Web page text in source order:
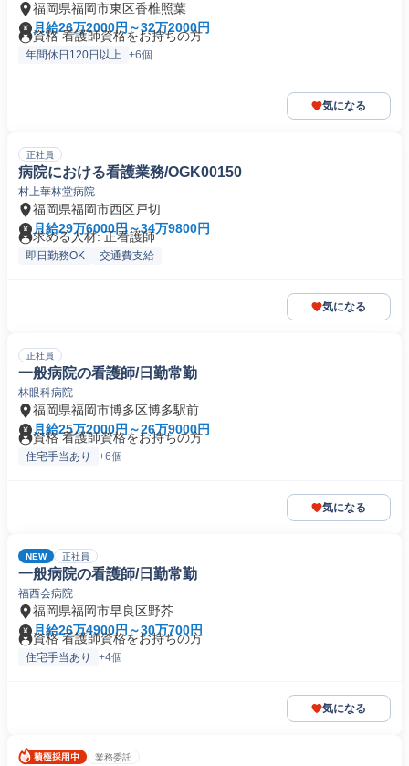
福岡県福岡市東区香椎照葉
月給26万2000円～32万2000円
資格 看護師資格をお持ちの方
年間休日120日以上 +6個
気になる
正社員
病院における看護業務/OGK00150
村上華林堂病院
福岡県福岡市西区戸切
月給29万6000円～34万9800円
求める人材: 正看護師
即日勤務OK 交通費支給
気になる
正社員
一般病院の看護師/日勤常勤
林眼科病院
福岡県福岡市博多区博多駅前
月給25万2000円～26万9000円
資格 看護師資格をお持ちの方
住宅手当あり +6個
気になる
NEW 正社員
一般病院の看護師/日勤常勤
福西会病院
福岡県福岡市早良区野芥
月給26万4900円～30万700円
資格 看護師資格をお持ちの方
住宅手当あり +4個
気になる
業務委託